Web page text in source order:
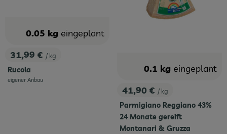
, Preis:
31,99 € / kg
Rucola
, Herkunft:
eigener Anbau
0.05 kg eingeplant
, Preis:
41,90 € / kg
Parmigiano Reggiano 43%
24 Monate gereift
Montanari & Gruzza
0.1 kg eingeplant